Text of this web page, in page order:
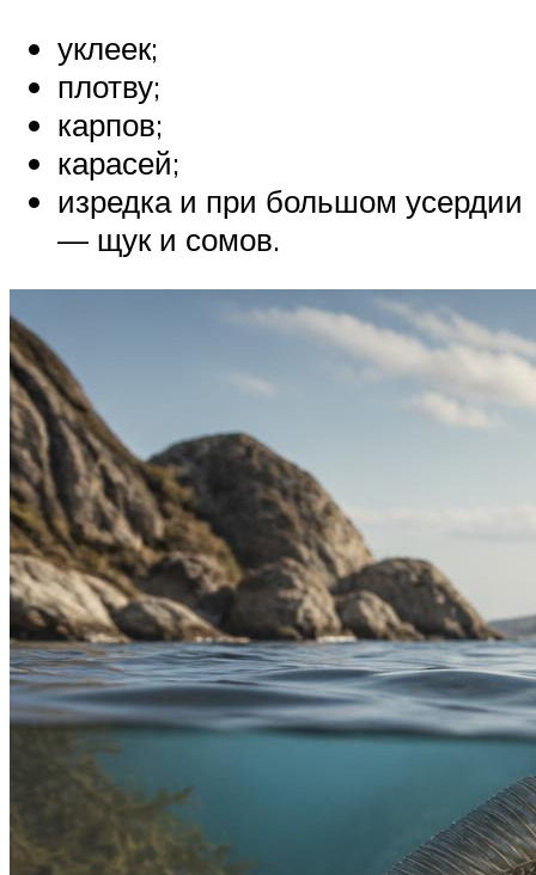
уклеек;
плотву;
карпов;
карасей;
изредка и при большом усердии
— щук и сомов.